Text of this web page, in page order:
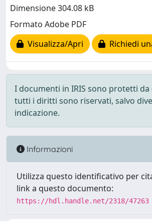
Dimensione 304.08 kB
Formato Adobe PDF
Visualizza/Apri
Richiedi
I documenti in IRIS sono protetti
tutti i diritti sono riservati, salvo
indicazione.
Informazioni
Utilizza questo identificativo per
link a questo documento:
https://hdl.handle.net/2318/47263